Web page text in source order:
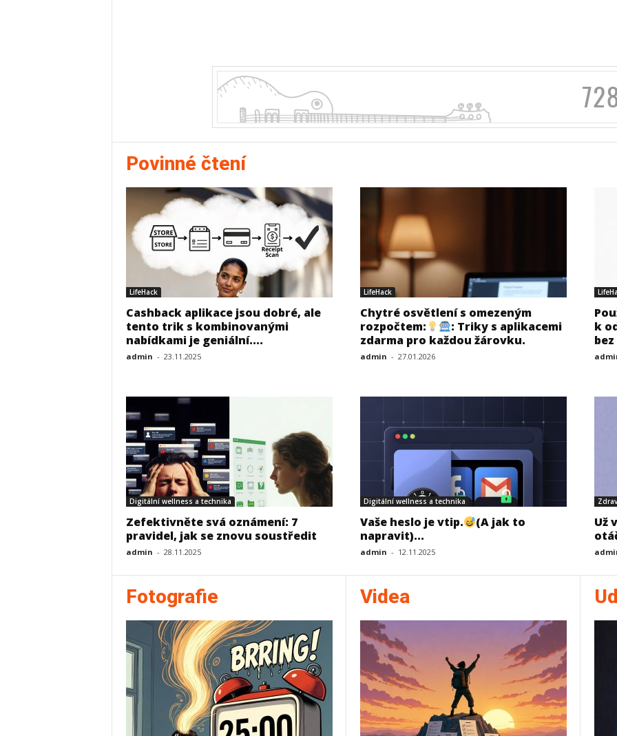
s
j
d
o
e
í
Povinné čtení
LifeHack
Cashback aplikace jsou dobré, ale
tento trik s kombinovanými
nabídkami je geniální....
admin - 23.11.2025
LifeHack
Chytré osvětlení s omezeným
rozpočtem:
: Triky s aplikacemi
zdarma pro každou žárovku.
admin - 27.01.2026
k
Digitální wellness a technika
Zefektivněte svá oznámení: 7
pravidel, jak se znovu soustředit
admin - 28.11.2025
Digitální wellness a technika
Vaše heslo je vtip.
(A jak to
napravit)...
admin - 12.11.2025
Už
Fotografie Videa